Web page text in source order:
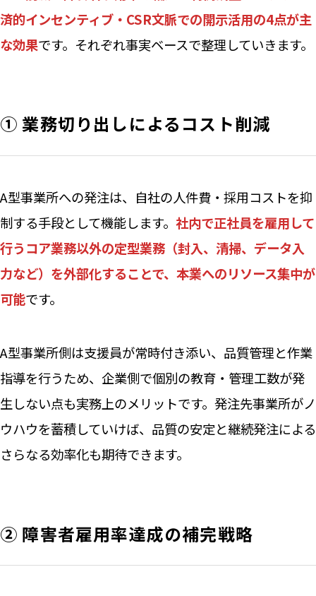
済的インセンティブ・CSR文脈での開示活用の4点が主
な効果です。それぞれ事実ベースで整理していきます。
① 業務切り出しによるコスト削減
A型事業所への発注は、自社の人件費・採用コストを抑
制する手段として機能します。 社内で正社員を雇用して
行うコア業務以外の定型業務（封入、清掃、データ入
力など）を外部化することで、本業へのリソース集中が
可能です。
A型事業所側は支援員が常時付き添い、品質管理と作業
指導を行うため、企業側で個別の教育・管理工数が発
生しない点も実務上のメリットです。発注先事業所がノ
ウハウを蓄積していけば、品質の安定と継続発注による
さらなる効率化も期待できます。
② 障害者雇用率達成の補完戦略